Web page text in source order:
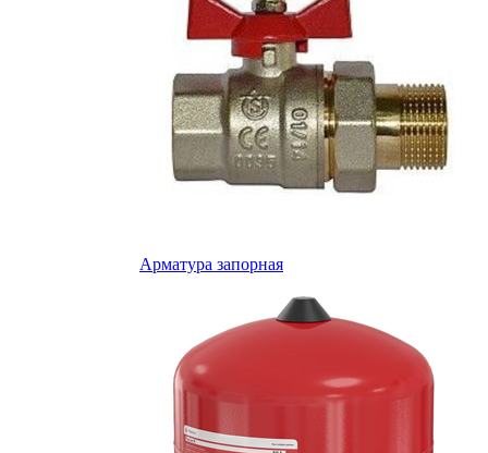
Арматура запорная